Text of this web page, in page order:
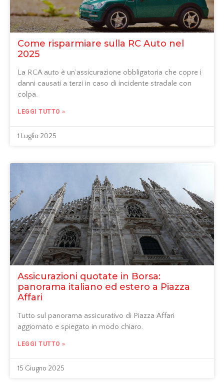
Come risparmiare sulla RC Auto nel
2025
La RCA auto è un’assicurazione obbligatoria che copre i
danni causati a terzi in caso di incidente stradale con
colpa.
LEGGI TUTTO »
1 Luglio 2025
Assicurazioni quotate in Borsa:
panorama italiano ed estero a Piazza
Affari
Tutto sul panorama assicurativo di Piazza Affari
aggiornato e spiegato in modo chiaro.
LEGGI TUTTO »
15 Giugno 2025